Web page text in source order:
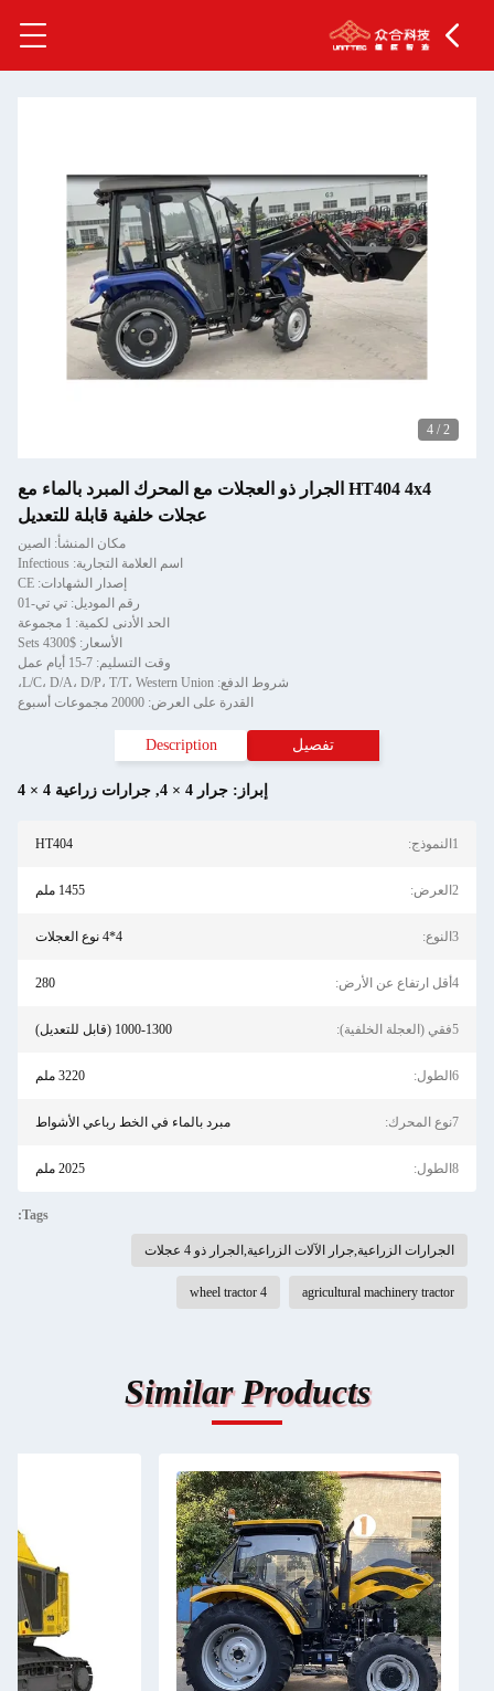
2
/
4
HT404 4x4 الجرار ذو العجلات مع المحرك المبرد بالماء مع
عجلات خلفية قابلة للتعديل
مكان المنشأ: الصين
اسم العلامة التجارية: Infectious
إصدار الشهادات: CE
رقم الموديل: تي تي-01
الحد الأدنى لكمية: 1 مجموعة
الأسعار: $4300 Sets
وقت التسليم: 7-15 أيام عمل
شروط الدفع: L/C، D/A، D/P، T/T، Western Union،
القدرة على العرض: 20000 مجموعات أسبوع
تفصيل Description
إبراز: جرار 4 × 4 , جرارات زراعية 4 × 4
1النموذج: HT404
2العرض: 1455 ملم
3النوع: 4*4 نوع العجلات
4أقل ارتفاع عن الأرض: 280
5فقي (العجلة الخلفية): 1000-1300 (قابل للتعديل)
6الطول: 3220 ملم
7نوع المحرك: مبرد بالماء في الخط رباعي الأشواط
8الطول: 2025 ملم
Tags:
الجرارات الزراعية,جرار الآلات الزراعية,الجرار ذو 4 عجلات
agricultural machinery tractor
4 wheel tractor
Similar Products